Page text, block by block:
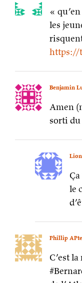
«
les
https://
Benjamin
Amen
sorti du
le
Phillip
C’est